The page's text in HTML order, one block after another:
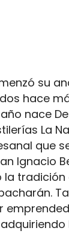
su
hace
año nace
La
que
Ignacio
la tradición